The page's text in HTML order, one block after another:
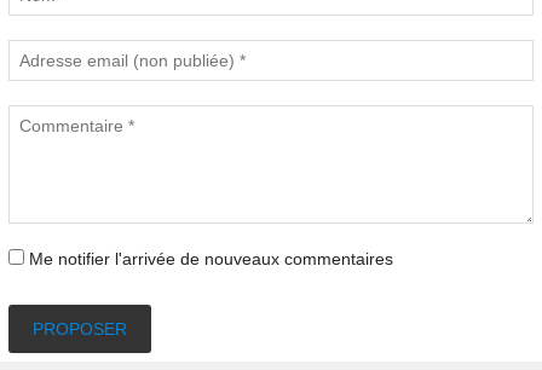
Me notifier l'arrivée de nouveaux commentaires
PROPOSER